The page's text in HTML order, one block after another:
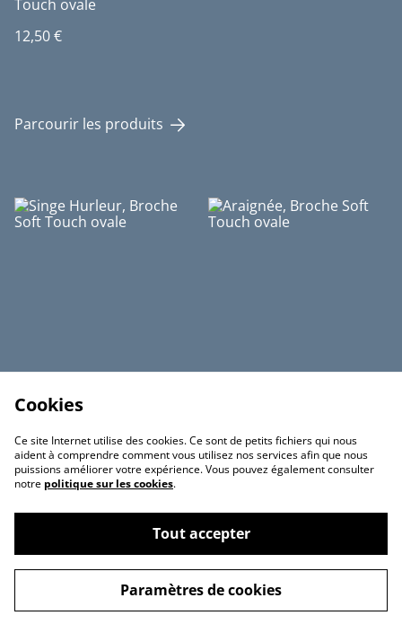
Touch ovale
12,50 €
Parcourir les produits
Singe Hurleur, Broche Soft
Touch ovale
12,50 €
12,50 €
Cookies
Ce site Internet utilise des cookies. Ce sont de petits fichiers qui nous
aident à comprendre comment vous utilisez nos services afin que nous
puissions améliorer votre expérience. Vous pouvez également consulter
notre politique sur les cookies.
Tout accepter
Paramètres de cookies